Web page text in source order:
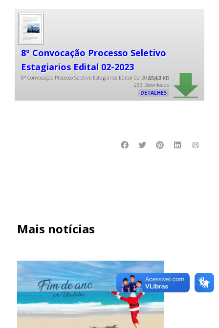
8º Convocação Processo Seletivo
Estagiarios Edital 02-2023
8º Convocação Processo Seletivo Estagiarios Edital 02-2023.pdf
854,2 KB
233 Downloads
DETALHES
Mais notícias